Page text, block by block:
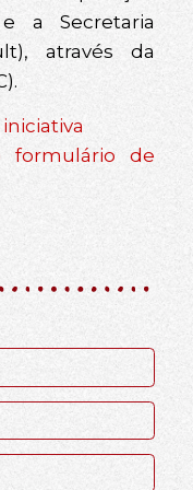
a Secretaria
através da
formulário de